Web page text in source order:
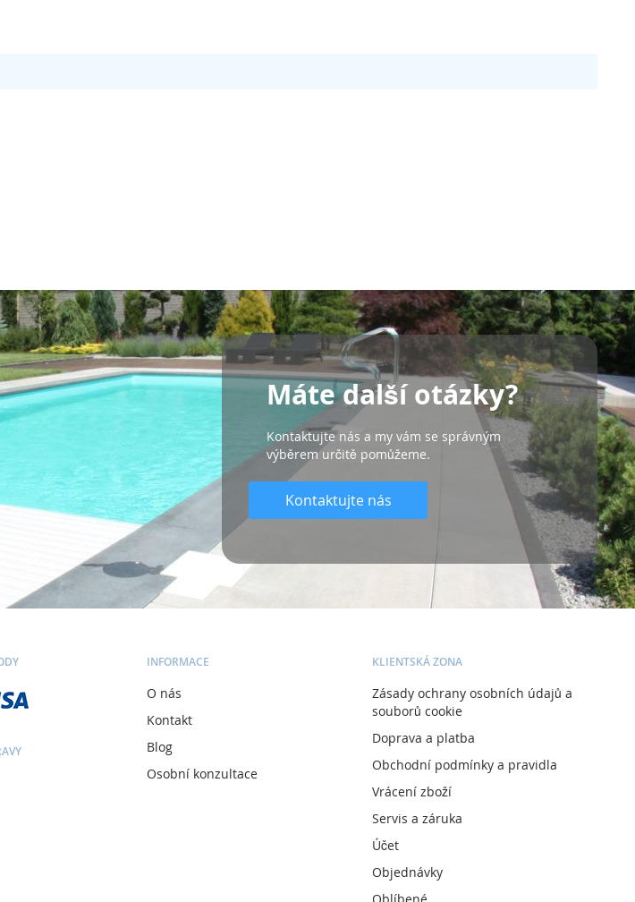
Máte další otázky?
Kontaktujte nás a my vám se správným
výběrem určitě pomůžeme.
Kontaktujte nás
INFORMACE
O nás
Kontakt
Blog
Osobní konzultace
KLIENTSKÁ ZONA
Zásady ochrany osobních údajů a
souborů cookie
Doprava a platba
Obchodní podmínky a pravidla
Vrácení zboží
Servis a záruka
Účet
Objednávky